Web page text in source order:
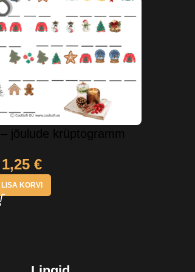
jõulude krüptogramm
1,25 €
LISA KORVI